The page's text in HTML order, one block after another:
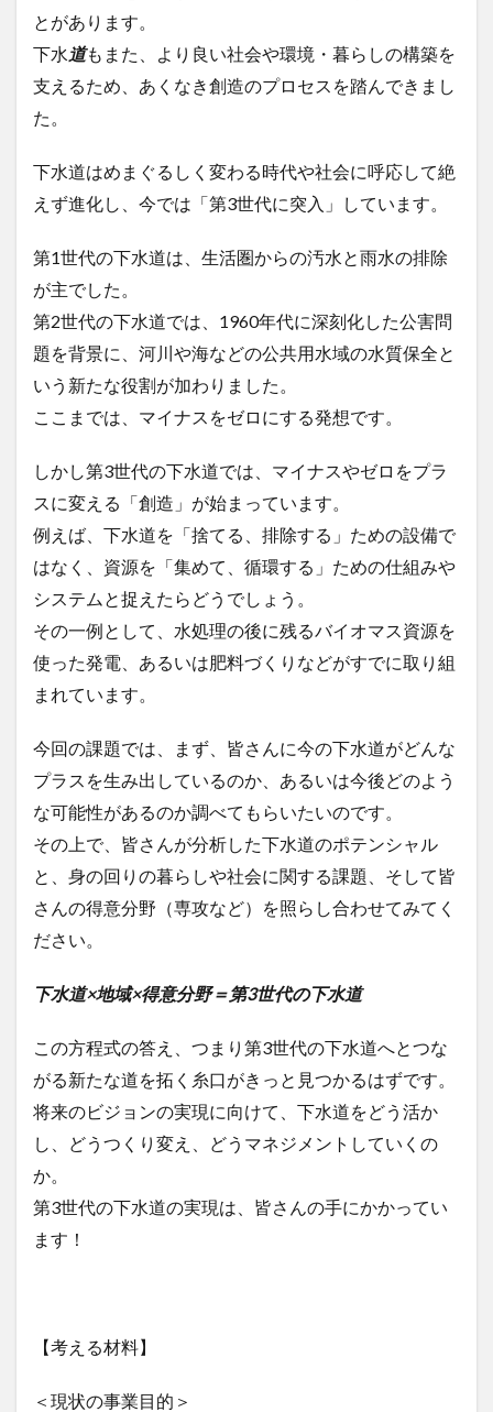
とがあります。
下水道もまた、より良い社会や環境・暮らしの構築を
支えるため、あくなき創造のプロセスを踏んできまし
た。
​下水道はめまぐるしく変わる時代や社会に呼応して絶
えず進化し、今では「第3世代に突入」しています。
第1世代の下水道は、生活圏からの汚水と雨水の排除
が主でした。
第2世代の下水道では、1960年代に深刻化した公害問
題を背景に、河川や海などの公共用水域の水質保全と
いう新たな役割が加わりました。
ここまでは、マイナスをゼロにする発想です。
​しかし第3世代の下水道では、マイナスやゼロをプラ
スに変える「創造」が始まっています。
例えば、下水道を「捨てる、排除する」ための設備で
はなく、資源を「集めて、循環する」ための仕組みや
システムと捉えたらどうでしょう。
その一例として、水処理の後に残るバイオマス資源を
使った発電、あるいは肥料づくりなどがすでに取り組
まれています。
​今回の課題では、まず、皆さんに今の下水道がどんな
プラスを生み出しているのか、あるいは今後どのよう
な可能性があるのか調べてもらいたいのです。
その上で、皆さんが分析した下水道のポテンシャル
と、身の回りの暮らしや社会に関する課題、そして皆
さんの得意分野（専攻など）を照らし合わせてみてく
ださい。
下水道×地域×得意分野＝第3世代の下水道
この方程式の答え、つまり第3世代の下水道へとつな
がる新たな道を拓く糸口がきっと見つかるはずです。
将来のビジョンの実現に向けて、下水道をどう活か
し、どうつくり変え、どうマネジメントしていくの
か。
第3世代の下水道の実現は、皆さんの手にかかってい
ます！
【考える材料】
＜現状の事業目的＞